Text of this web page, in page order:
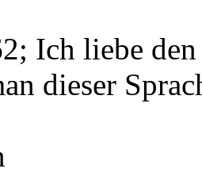
Ich liebe
dieser